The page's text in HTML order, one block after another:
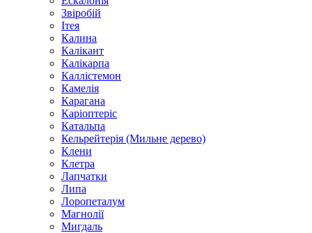
Звіробій
Ітея
Калина
Калікант
Калікарпа
Каллістемон
Камелія
Карагана
Каріоптеріс
Катальпа
Кельрейтерія (Мильне дерево)
Клени
Клетра
Лапчатки
Липа
Лоропеталум
Магнолії
Мигдаль